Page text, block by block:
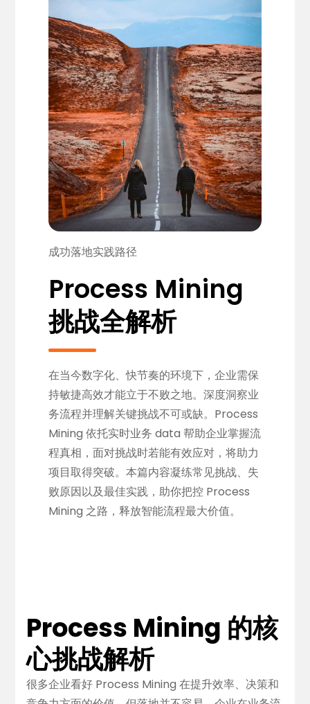
成功落地实践路径
Process Mining
挑战全解析
在当今数字化、快节奏的环境下，企业需保
持敏捷高效才能立于不败之地。深度洞察业
务流程并理解关键挑战不可或缺。Process
Mining 依托实时业务 data 帮助企业掌握流
程真相，面对挑战时若能有效应对，将助力
项目取得突破。本篇内容凝练常见挑战、失
败原因以及最佳实践，助你把控 Process
Mining 之路，释放智能流程最大价值。
Process Mining 的核
心挑战解析
很多企业看好 Process Mining 在提升效率、决策和